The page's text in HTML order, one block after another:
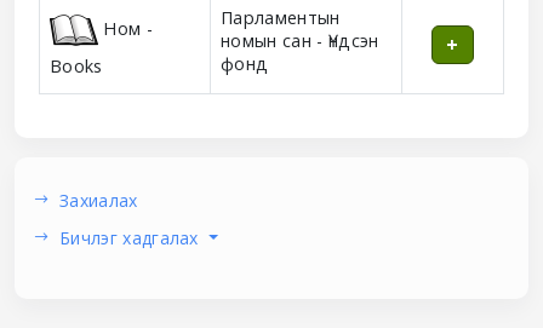
Ном -
Books
Парламентын
номын сан - Үндсэн
фонд
Захиалах
Бичлэг хадгалах